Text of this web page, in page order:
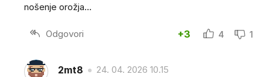
nošenje orožja...
Odgovori +3 4 1
2mt8 24. 04. 2026 10.15